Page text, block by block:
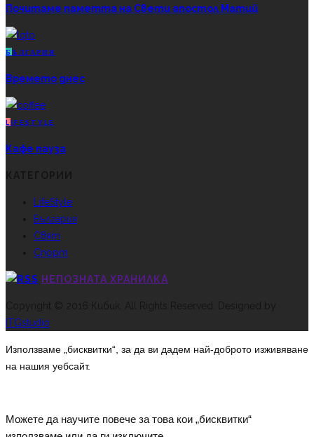
Почитаме паметта на Свети апостол Матий
Б ЪЛГАРИЯ
Времето днес
L IFESTYLE
Кафе пауза
LifeStyle
България
Свят
Спорт
НЕПОЗНАТА ХРАНИЛКА
Copyright © 2016 Кибик. All Rights Reserved. Designed by
ITGstudio
Използваме „бисквитки“, за да ви дадем най-доброто изживяване
на нашия уебсайт.
Можете да научите повече за това кои „бисквитки“